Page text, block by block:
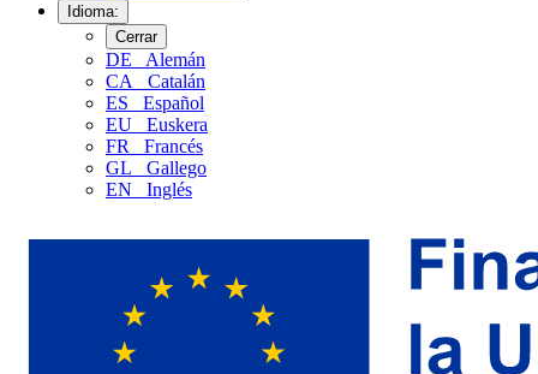
Idioma:
Cerrar
DE
Alemán
CA
Catalán
ES
Español
EU
Euskera
FR
Francés
GL
Gallego
EN
Inglés